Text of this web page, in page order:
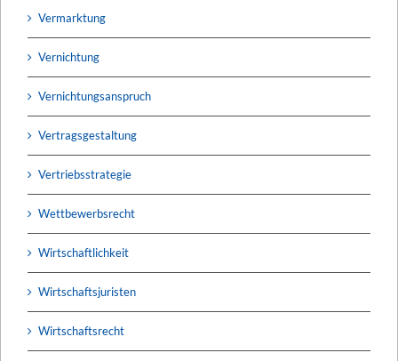
Vermarktung
Vernichtung
Vernichtungsanspruch
Vertragsgestaltung
Vertriebsstrategie
Wettbewerbsrecht
Wirtschaftlichkeit
Wirtschaftsjuristen
Wirtschaftsrecht